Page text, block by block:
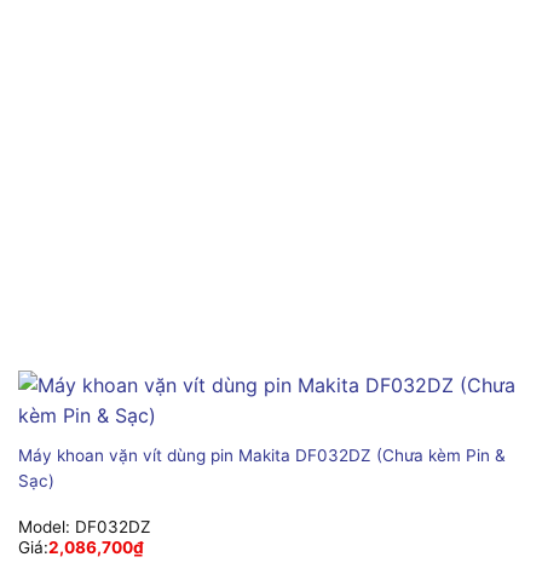
Máy khoan vặn vít dùng pin Makita DF032DZ (Chưa kèm Pin &
Sạc)
Model: DF032DZ
Giá:2,086,700₫